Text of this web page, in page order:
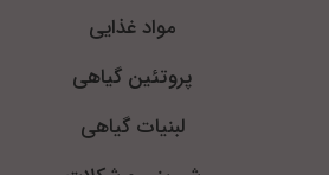
مواد غذایی
پروتئین گیاهی
لبنیات گیاهی